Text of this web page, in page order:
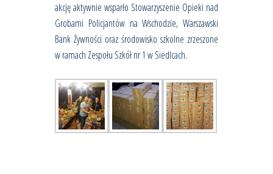
akcję aktywnie wsparło Stowarzyszenie Opieki nad
Grobami Policjantów na Wschodzie, Warszawski
Bank Żywności oraz środowisko szkolne zrzeszone
w ramach Zespołu Szkół nr 1 w Siedlcach.